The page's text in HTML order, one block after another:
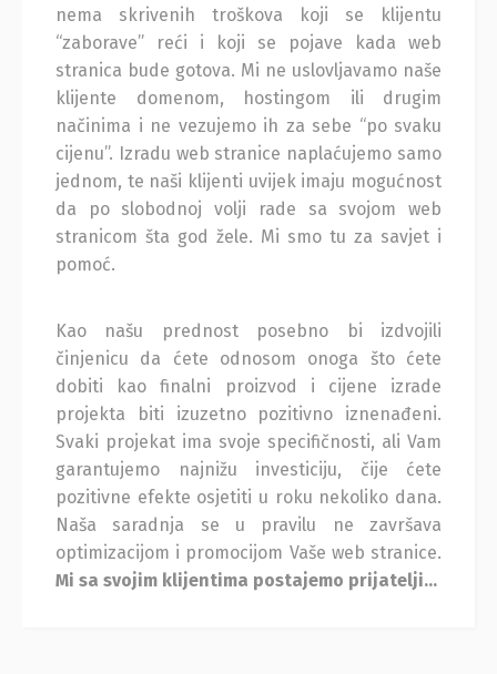
nema skrivenih troškova koji se klijentu
“zaborave” reći i koji se pojave kada web
stranica bude gotova. Mi ne uslovljavamo naše
klijente domenom, hostingom ili drugim
načinima i ne vezujemo ih za sebe “po svaku
cijenu”. Izradu web stranice naplaćujemo samo
jednom, te naši klijenti uvijek imaju mogućnost
da po slobodnoj volji rade sa svojom web
stranicom šta god žele. Mi smo tu za savjet i
pomoć.
Kao našu prednost posebno bi izdvojili
činjenicu da ćete odnosom onoga što ćete
dobiti kao finalni proizvod i cijene izrade
projekta biti izuzetno pozitivno iznenađeni.
Svaki projekat ima svoje specifičnosti, ali Vam
garantujemo najnižu investiciju, čije ćete
pozitivne efekte osjetiti u roku nekoliko dana.
Naša saradnja se u pravilu ne završava
optimizacijom i promocijom Vaše web stranice.
Mi sa svojim klijentima postajemo prijatelji…